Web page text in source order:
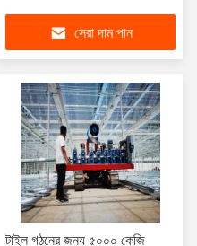
সেরা দাম পান
টাইল গঠনের জন্য ৫০০০ কেজি